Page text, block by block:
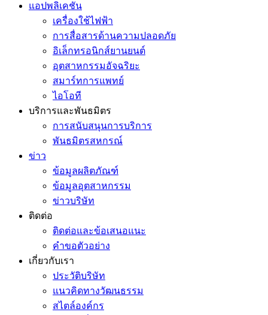
แอปพลิเคชัน
เครื่องใช้ไฟฟ้า
การสื่อสารด้านความปลอดภัย
อิเล็กทรอนิกส์ยานยนต์
อุตสาหกรรมอัจฉริยะ
สมาร์ทการแพทย์
ไอโอที
บริการและพันธมิตร
การสนับสนุนการบริการ
พันธมิตรสหกรณ์
ข่าว
ข้อมูลผลิตภัณฑ์
ข้อมูลอุตสาหกรรม
ข่าวบริษัท
ติดต่อ
ติดต่อและข้อเสนอแนะ
คำขอตัวอย่าง
เกี่ยวกับเรา
ประวัติบริษัท
แนวคิดทางวัฒนธรรม
สไตล์องค์กร